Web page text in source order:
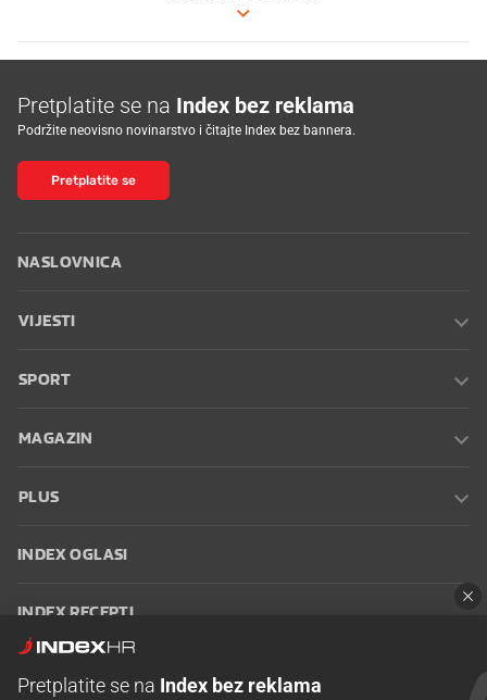
Pretplatite se na Index bez reklama
Podržite neovisno novinarstvo i čitajte Index bez bannera.
Pretplatite se
NASLOVNICA
VIJESTI
SPORT
MAGAZIN
PLUS
INDEX OGLASI
INDEX RECEPTI
Pretplatite se na Index bez reklama